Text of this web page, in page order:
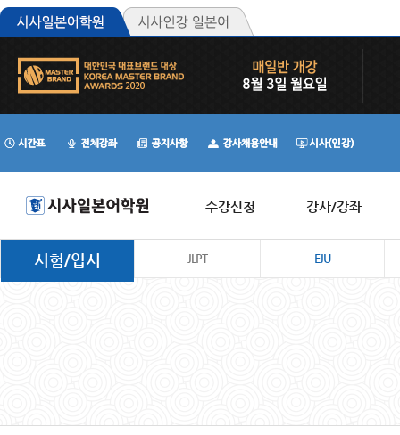
수강신청 강사/강좌
시험/입시 JLPT EJU